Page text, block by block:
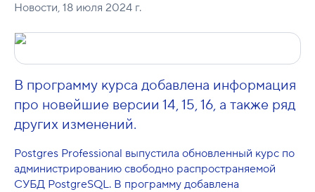
Новости, 18 июля 2024 г.
В программу курса добавлена информация
про новейшие версии 14, 15, 16, а также ряд
других изменений.
Postgres Professional выпустила обновленный курс по
администрированию свободно распространяемой
СУБД PostgreSQL. В программу добавлена